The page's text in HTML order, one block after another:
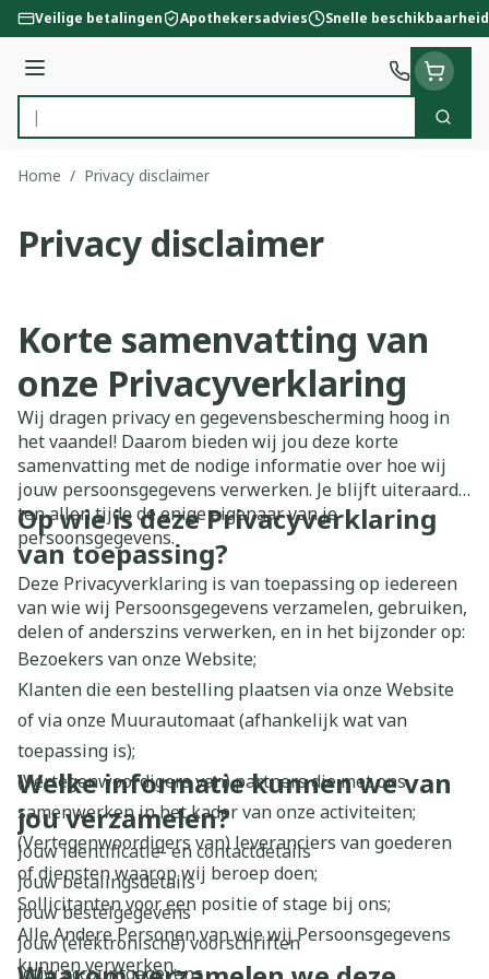
Ga naar de inhoud
Veilige betalingen Apothekersadvies Snelle beschikbaarheid
Menu
Product, merk, categorie...
Zoek
Home / Privacy disclaimer
Privacy disclaimer
Korte samenvatting van
onze Privacyverklaring
Wij dragen privacy en gegevensbescherming hoog in
het vaandel! Daarom bieden wij jou deze korte
samenvatting met de nodige informatie over hoe wij
jouw persoonsgegevens verwerken. Je blijft uiteraard
ten allen tijde de enige eigenaar van je
persoonsgegevens.
Op wie is deze Privacyverklaring
van toepassing?
Deze Privacyverklaring is van toepassing op iedereen
van wie wij Persoonsgegevens verzamelen, gebruiken,
delen of anderszins verwerken, en in het bijzonder op:
Bezoekers van onze Website;
Klanten die een bestelling plaatsen via onze Website
of via onze Muurautomaat (afhankelijk wat van
toepassing is);
(Vertegenwoordigers van) partners die met ons
samenwerken in het kader van onze activiteiten;
(Vertegenwoordigers van) leveranciers van goederen
of diensten waarop wij beroep doen;
Sollicitanten voor een positie of stage bij ons;
Alle Andere Personen van wie wij Persoonsgegevens
kunnen verwerken.
Welke informatie kunnen we van
jou verzamelen?
Jouw identificatie- en contactdetails
Jouw betalingsdetails
Jouw bestelgegevens
Jouw (elektronische) voorschriften
Jouw accountgegevens